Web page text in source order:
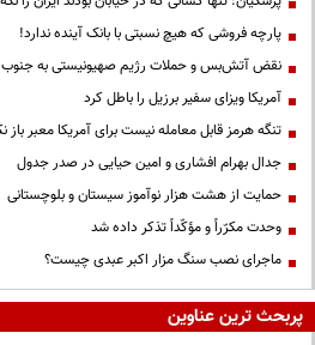
پارچه فروشی که هیچ نسبتی با بانک آینده ندارد!
نقض آتش‌بس و حملات رژیم صهیونیستی به جنوب
آمریکا ویزای سفیر برزیل را باطل کرد
تنگه هرمز قابل معامله نیست برای آمریکا معبر باز
جدال بهرام افشاری و امین حیایی در صدر جدول
حمایت از هشت هزار نوآموز سیستان و بلوچستانی
وحدت مکرّراً و مؤکّداً تذکر داده شد
ماجرای نصب سنگ مزار اکبر عبدی چیست؟
پربحث ترین عناوین